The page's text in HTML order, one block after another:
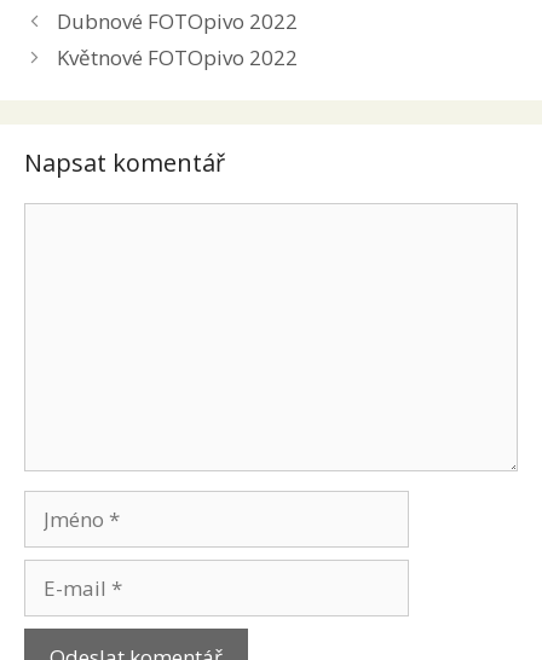
Dubnové FOTOpivo 2022
Květnové FOTOpivo 2022
Napsat komentář
mail